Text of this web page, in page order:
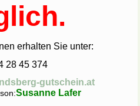
erhalten Sie unter:
28 45 374
gutschein.at
Susanne Lafer